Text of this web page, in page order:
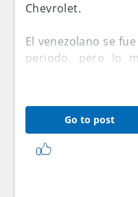
Chevrolet.
El venezolano se
periodo, pero lo
Colorado.
Ahora Cabrera es
club de los
Go to post